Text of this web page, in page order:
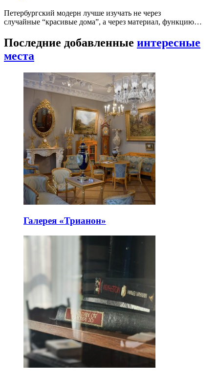
Петербургский модерн лучше изучать не через
случайные “красивые дома”, а через материал, функцию…
Последние добавленные интересные
места
Галерея «Трианон»